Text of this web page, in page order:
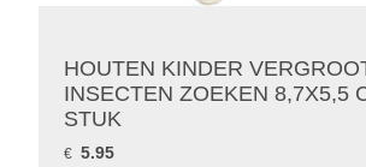
HOUTEN KINDER
INSECTEN ZOEKEN 8,7X5,5
STUK
€ 5.95